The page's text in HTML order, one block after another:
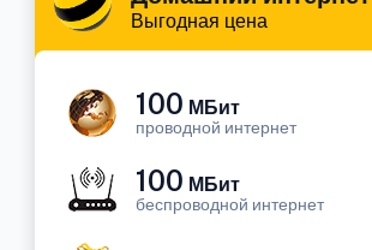
Выгодная цена
100 МБит
проводной интернет
100 МБит
беспроводной интернет